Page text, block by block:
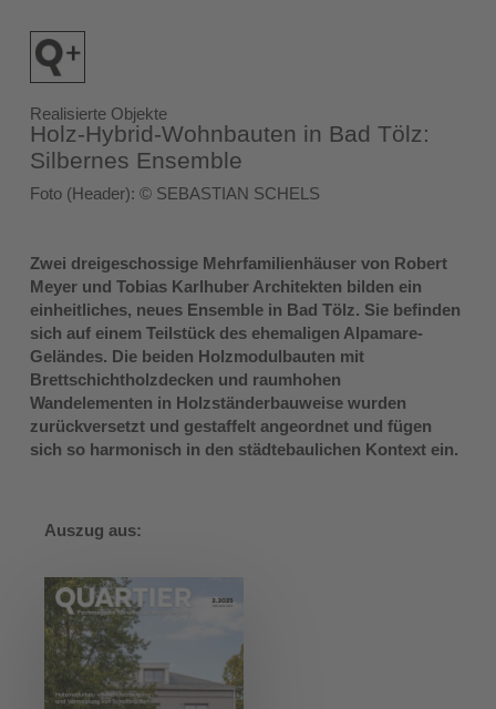
Realisierte Objekte
Holz-Hybrid-Wohnbauten in Bad Tölz:
Silbernes Ensemble
Foto (Header): © SEBASTIAN SCHELS
Zwei dreigeschossige Mehrfamilienhäuser von Robert
Meyer und Tobias Karlhuber Architekten bilden ein
einheitliches, neues Ensemble in Bad Tölz. Sie befinden
sich auf einem Teilstück des ehemaligen Alpamare-
Geländes. Die beiden Holzmodulbauten mit
Brettschichtholzdecken und raumhohen
Wandelementen in Holzständerbauweise wurden
zurückversetzt und gestaffelt angeordnet und fügen
sich so harmonisch in den städtebaulichen Kontext ein.
Auszug aus: